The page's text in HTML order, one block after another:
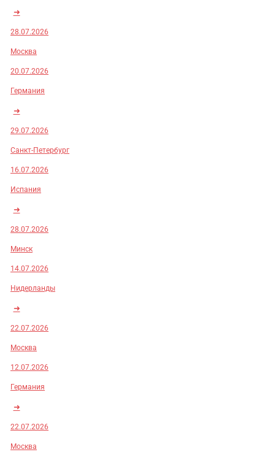
➜
28.07.2026
Москва
20.07.2026
Германия
➜
29.07.2026
Санкт-Петербург
16.07.2026
Испания
➜
28.07.2026
Минск
14.07.2026
Нидерланды
➜
22.07.2026
Москва
12.07.2026
Германия
➜
22.07.2026
Москва